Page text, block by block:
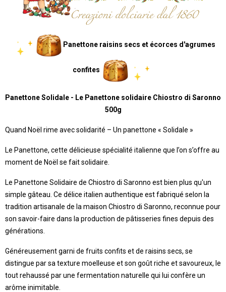
Panettone raisins secs et écorces d'agrumes
confites
Panettone Solidale - Le Panettone solidaire Chiostro di Saronno
500g
Quand Noël rime avec solidarité – Un panettone « Solidale »
Le Panettone, cette délicieuse spécialité italienne que l’on s’offre au
moment de Noël se fait solidaire.
Le Panettone Solidaire de Chiostro di Saronno est bien plus qu'un
simple gâteau. Ce délice italien authentique est fabriqué selon la
tradition artisanale de la maison Chiostro di Saronno, reconnue pour
son savoir-faire dans la production de pâtisseries fines depuis des
générations.
Généreusement garni de fruits confits et de raisins secs, se
distingue par sa texture moelleuse et son goût riche et savoureux, le
tout rehaussé par une fermentation naturelle qui lui confère un
arôme inimitable.